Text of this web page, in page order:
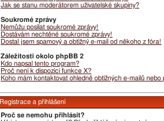
Jak se stanu moderátorem uživatelské skupiny?
Soukromé zprávy
Nemůžu posílat soukromé zprávy!
Dostávám nechtěné soukromé zprávy!
Dostal jsem spamový a obtížný e-mail od někoho z fóra!
Záležitosti okolo phpBB 2
Kdo napsal tento program?
Proč není k dispozici funkce X?
Koho mám kontaktovat ohledně obtížných e-mailů nebo
Registrace a přihlášení
Proč se nemohu přihlásit?